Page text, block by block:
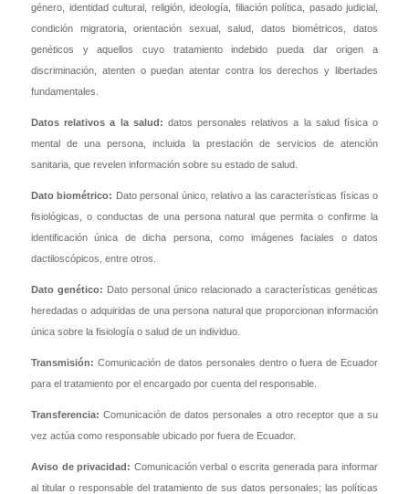
género, identidad cultural, religión, ideología, filiación política, pasado judicial,
condición migratoria, orientación sexual, salud, datos biométricos, datos
genéticos y aquellos cuyo tratamiento indebido pueda dar origen a
discriminación, atenten o puedan atentar contra los derechos y libertades
fundamentales.
Datos relativos a la salud: datos personales relativos a la salud física o
mental de una persona, incluida la prestación de servicios de atención
sanitaria, que revelen información sobre su estado de salud.
Dato biométrico: Dato personal único, relativo a las características físicas o
fisiológicas, o conductas de una persona natural que permita o confirme la
identificación única de dicha persona, como imágenes faciales o datos
dactiloscópicos, entre otros.
Dato genético: Dato personal único relacionado a características genéticas
heredadas o adquiridas de una persona natural que proporcionan información
única sobre la fisiología o salud de un individuo.
Transmisión: Comunicación de datos personales dentro o fuera de Ecuador
para el tratamiento por el encargado por cuenta del responsable.
Transferencia:Comunicación de datos personales a otro receptor que a su
vez actúa como responsable ubicado por fuera de Ecuador.
Aviso de privacidad: Comunicación verbal o escrita generada para informar
al titular o responsable del tratamiento de sus datos personales; las políticas